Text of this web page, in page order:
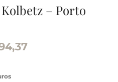
– Porto